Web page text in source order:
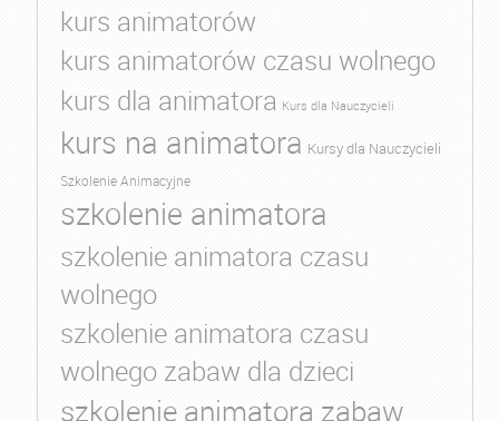
kurs animatorów
kurs animatorów czasu wolnego
kurs dla animatora Kurs dla Nauczycieli
kurs na animatora Kursy dla Nauczycieli
Szkolenie Animacyjne
szkolenie animatora
szkolenie animatora czasu
wolnego
szkolenie animatora czasu
wolnego zabaw dla dzieci
szkolenie animatora zabaw